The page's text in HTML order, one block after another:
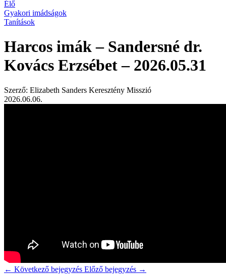
Élő
Gyakori imádságok
Tanítások
Harcos imák – Sandersné dr.
Kovács Erzsébet – 2026.05.31
Szerző: Elizabeth Sanders Keresztény Misszió
2026.06.06.
← Következő bejegyzés Előző bejegyzés →